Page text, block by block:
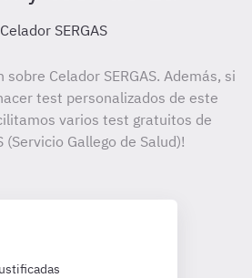
SERGAS
Celador SERGAS. Además, si
test personalizados de este
varios test gratuitos de
(Servicio Gallego de Salud)!